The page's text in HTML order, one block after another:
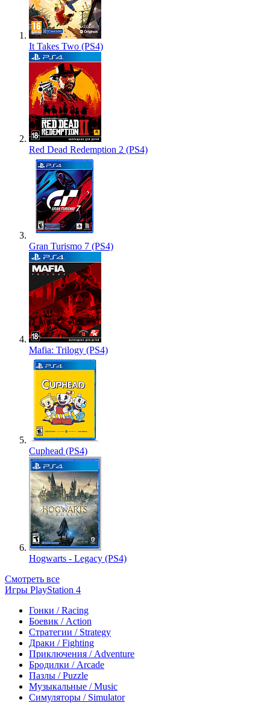
It Takes Two (PS4)
Red Dead Redemption 2 (PS4)
Gran Turismo 7 (PS4)
Mafia: Trilogy (PS4)
Cuphead (PS4)
Hogwarts - Legacy (PS4)
Смотреть все
Игры PlayStation 4
Гонки / Racing
Боевик / Action
Стратегии / Strategy
Драки / Fighting
Приключения / Adventure
Бродилки / Arcade
Пазлы / Puzzle
Музыкальные / Music
Симуляторы / Simulator